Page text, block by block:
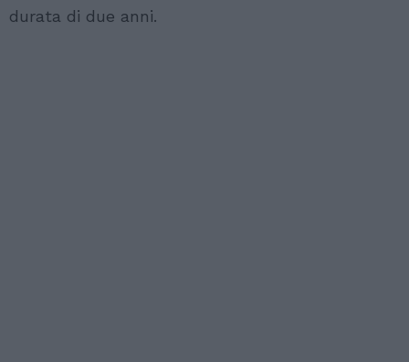
durata di due anni.